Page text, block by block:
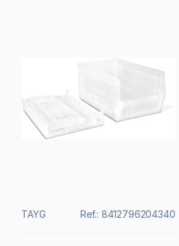
TAYG Ref.: 8412796204340